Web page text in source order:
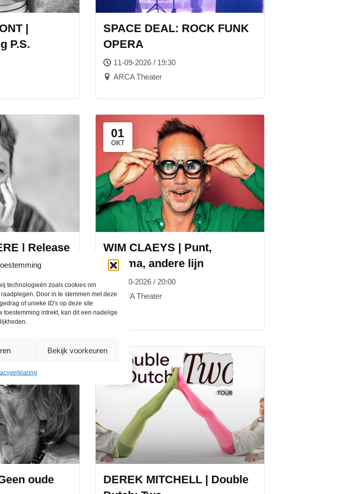
technologieën zoals cookies om
Door in te stemmen met deze
of unieke ID's op deze site
toestemming intrekt, kan dit een nadelige
Bekijk voorkeuren
|
P.S.
SPACE DEAL: ROCK FUNK
OPERA
11-09-2026 / 19:30
ARCA Theater
| Release
Nacht
01
OKT
WIM CLAEYS | Punt,
komma, andere lijn
01-10-2026 / 20:00
ARCA Theater
oude
DEREK MITCHELL | Double